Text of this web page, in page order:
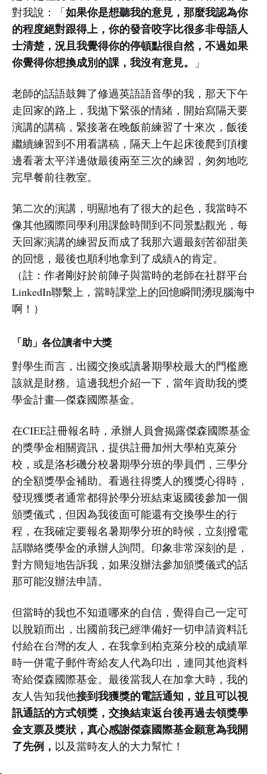
對我說：「如果你是想聽我的意見，那麼我認為你
的程度絕對跟得上，你的發音咬字比很多非母語人
士清楚，況且我覺得你的停頓點很自然，不過如果
你覺得你想換成別的課，我沒有意見。
」
老師的話語鼓舞了修過英語語音學的我，那天下午
走回家的路上，我拋下緊張的情緒，開始寫隔天要
演講的講稿，緊接著在晚飯前練習了十來次，飯後
繼續練習到不用看講稿，隔天上午起床後爬到頂樓
邊看著太平洋邊做最後兩至三次的練習，匆匆地吃
完早餐前往教室。
第二次的演講，明顯地有了很大的起色，我當時不
像其他國際同學利用課餘時間到不同景點觀光，每
天回家演講的練習反而成了我那六週最刻苦卻甜美
的回憶，最後也順利地拿到了成績A的肯定。
（註：作者剛好於前陣子與當時的老師在社群平台
LinkedIn聯繫上，當時課堂上的回憶瞬間湧現腦海中
啊！）
「助」各位讀者中大獎
對學生而言，出國交換或讀暑期學校最大的門檻應
該就是財務。這邊我想介紹一下，當年資助我的獎
學金計畫—傑森國際基金。
在CIEE註冊報名時，承辦人員會揭露傑森國際基金
的獎學金相關資訊，提供註冊加州大學柏克萊分
校，或是洛杉磯分校暑期學分班的學員們，三學分
的全額獎學金補助。看過往得獎人的獲獎心得時，
發現獲獎者通常都得於學分班結束返國後參加一個
頒獎儀式，但因為我後面可能還有交換學生的行
程，在我確定要報名暑期學分班的時候，立刻撥電
話聯絡獎學金的承辦人詢問。印象非常深刻的是，
對方簡短地告訴我，如果沒辦法參加頒獎儀式的話
那可能沒辦法申請。
但當時的我也不知道哪來的自信，覺得自己一定可
以脫穎而出，出國前我已經準備好一切申請資料託
付給在台灣的友人，在我拿到柏克萊分校的成績單
時一併電子郵件寄給友人代為印出，連同其他資料
寄給傑森國際基金。最後當我人在加拿大時，我的
友人告知我他接到我獲獎的電話通知，並且可以視
訊通話的方式領獎，交換結束返台後再過去領獎學
金支票及獎狀，真心感謝傑森國際基金願意為我開
了先例， 以及當時友人的大力幫忙！